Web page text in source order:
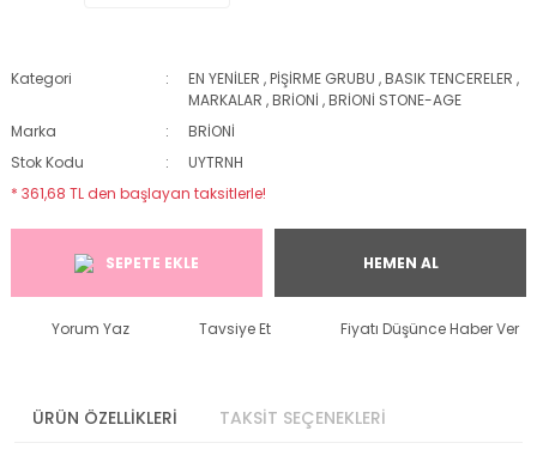
Kategori EN YENİLER ,PİŞİRME GRUBU ,BASIK TENCERELER ,
MARKALAR ,BRİONİ ,BRİONİ STONE-AGE
Marka
BRİONİ
Stok Kodu
UYTRNH
* 361,68 TL den başlayan taksitlerle!
SEPETE EKLE HEMEN AL
Yorum Yaz Tavsiye Et Fiyatı Düşünce Haber Ver
ÜRÜN ÖZELLİKLERİ TAKSİT SEÇENEKLERİ